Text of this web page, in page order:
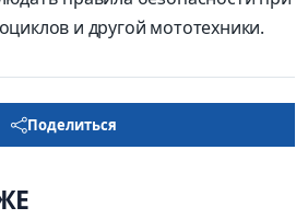
и другой мототехники.
Поделиться